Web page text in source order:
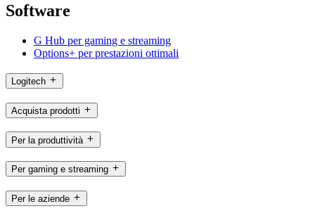
Software
G Hub per gaming e streaming
Options+ per prestazioni ottimali
Logitech
Acquista prodotti
Per la produttività
Per gaming e streaming
Per le aziende